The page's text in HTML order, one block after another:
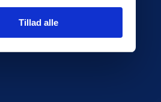
Tillad alle